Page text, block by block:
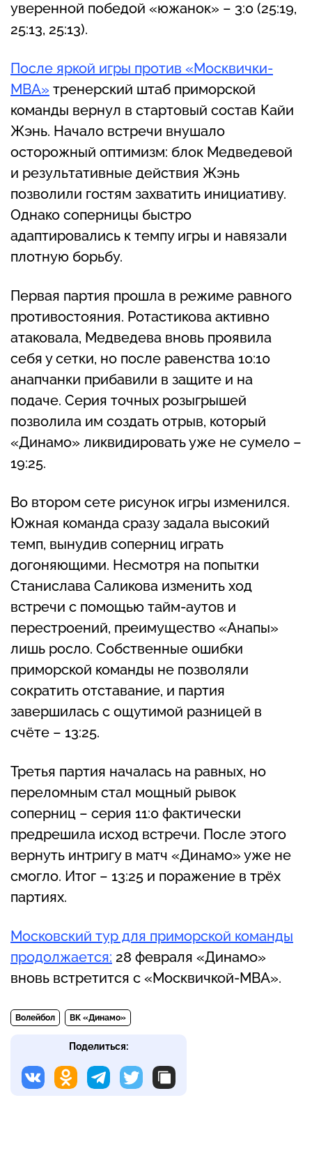
уверенной победой «южанок» – 3:0 (25:19,
25:13, 25:13).
После яркой игры против «Москвички-
МВА» тренерский штаб приморской
команды вернул в стартовый состав Кайи
Жэнь. Начало встречи внушало
осторожный оптимизм: блок Медведевой
и результативные действия Жэнь
позволили гостям захватить инициативу.
Однако соперницы быстро
адаптировались к темпу игры и навязали
плотную борьбу.
Первая партия прошла в режиме равного
противостояния. Ротастикова активно
атаковала, Медведева вновь проявила
себя у сетки, но после равенства 10:10
анапчанки прибавили в защите и на
подаче. Серия точных розыгрышей
позволила им создать отрыв, который
«Динамо» ликвидировать уже не сумело –
19:25.
Во втором сете рисунок игры изменился.
Южная команда сразу задала высокий
темп, вынудив соперниц играть
догоняющими. Несмотря на попытки
Станислава Саликова изменить ход
встречи с помощью тайм-аутов и
перестроений, преимущество «Анапы»
лишь росло. Собственные ошибки
приморской команды не позволяли
сократить отставание, и партия
завершилась с ощутимой разницей в
счёте – 13:25.
Третья партия началась на равных, но
переломным стал мощный рывок
соперниц – серия 11:0 фактически
предрешила исход встречи. После этого
вернуть интригу в матч «Динамо» уже не
смогло. Итог – 13:25 и поражение в трёх
партиях.
Московский тур для приморской команды
продолжается: 28 февраля «Динамо»
вновь встретится с «Москвичкой-МВА».
Волейбол ВК «Динамо»
Поделиться: